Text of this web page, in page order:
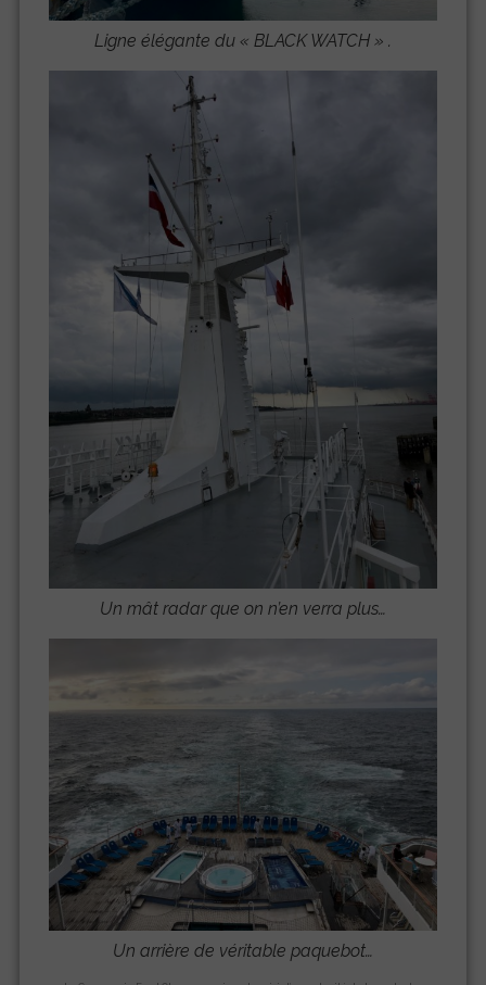
Ligne élégante du « BLACK WATCH » .
Un mât radar que on n’en verra plus…
Un arrière de véritable paquebot…